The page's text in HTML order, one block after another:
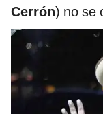
Cerrón) no se